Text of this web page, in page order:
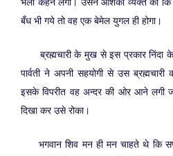
भला कहने लगा। उसने आशंका व्यक्त की कि
बँध भी गये तो वह एक बेमेल युगल ही होगा।
ब्रह्मचारी के मुख से इस प्रकार निंदा के
पार्वती ने अपनी सहयोगी से उस
इसके विपरीत वह अन्दर की ओर आने लगी
दिखा कर उसे रोका।
भगवान शिव मन ही मन चाहते थे कि